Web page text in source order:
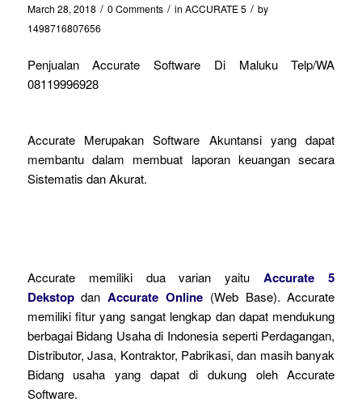
March 28, 2018 / 0 Comments / in ACCURATE 5 / by
1498716807656
Penjualan Accurate Software Di Maluku Telp/WA
08119996928
Accurate Merupakan Software Akuntansi yang dapat
membantu dalam membuat laporan keuangan secara
Sistematis dan Akurat.
Accurate memiliki dua varian yaituAccurate 5
DekstopdanAccurate Online (Web Base). Accurate
memiliki fitur yang sangat lengkap dan dapat mendukung
berbagai Bidang Usaha di Indonesia seperti Perdagangan,
Distributor, Jasa, Kontraktor, Pabrikasi, dan masih banyak
Bidang usaha yang dapat di dukung oleh Accurate
Software.